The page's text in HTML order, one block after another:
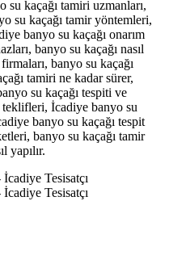
su kaçağı tamiri uzmanları,
su kaçağı tamir yöntemleri,
banyo su kaçağı onarım
banyo su kaçağı nasıl
banyo su kaçağı
tamiri ne kadar sürer,
su kaçağı tespiti ve
teklifleri, İcadiye banyo su
banyo su kaçağı tespit
banyo su kaçağı tamir
yapılır.